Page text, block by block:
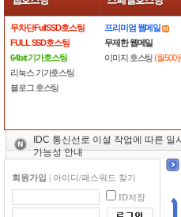
무차단FullSSD호스팅
FULL SSD호스팅
64bit 기가호스팅
리눅스 기가호스팅
블로그 호스팅
프리미엄 웹메일
무제한 웹메일
이미지 호스팅(월500
IDC 통신선로 이설 작업에 따른 일
가능성 안내
회원가입 | 아이디/패스워드 찾기
ID저장